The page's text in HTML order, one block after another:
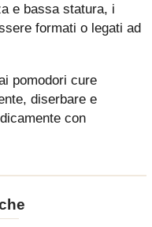
e bassa statura, i
formati o legati ad
pomodori cure
diserbare e
con